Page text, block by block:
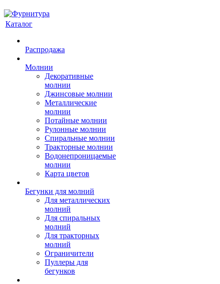
Каталог
Распродажа
Молнии
Декоративные
молнии
Джинсовые молнии
Металлические
молнии
Потайные молнии
Рулонные молнии
Спиральные молнии
Тракторные молнии
Водонепроницаемые
молнии
Карта цветов
Бегунки для молний
Для металлических
молний
Для спиральных
молний
Для тракторных
молний
Ограничители
Пуллеры для
бегунков